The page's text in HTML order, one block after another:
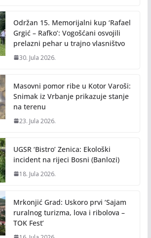
Održan 15. Memorijalni kup ‘Rafael
Grgić – Rafko’: Vogošćani osvojili
prelazni pehar u trajno vlasništvo
30. Jula 2026.
Masovni pomor ribe u Kotor Varoši:
Snimak iz Vrbanje prikazuje stanje
na terenu
23. Jula 2026.
UGSR ‘Bistro’ Zenica: Ekološki
incident na rijeci Bosni (Banlozi)
18. Jula 2026.
Mrkonjić Grad: Uskoro prvi ‘Sajam
ruralnog turizma, lova i ribolova –
TOK Fest’